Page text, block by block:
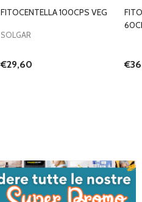
FITOCENTELLA 100CPS VEG
SOLGAR
€29,60